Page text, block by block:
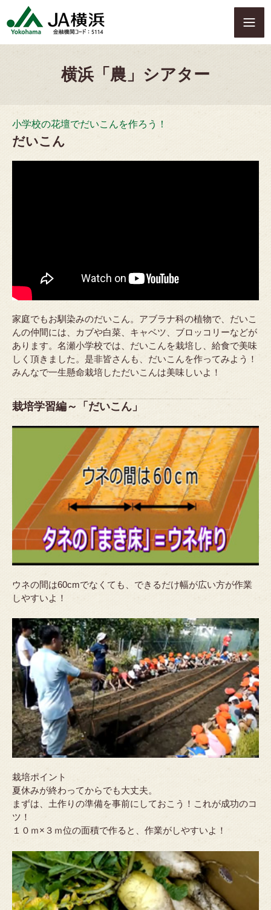
p
横浜「農」シアター
小学校の花壇でだいこんを作ろう！
だいこん
家庭でもお馴染みのだいこん。アブラナ科の植物で、だいこ
んの仲間には、カブや白菜、キャベツ、ブロッコリーなどが
あります。名瀬小学校では、だいこんを栽培し、給食で美味
しく頂きました。是非皆さんも、だいこんを作ってみよう！
みんなで一生懸命栽培しただいこんは美味しいよ！
栽培学習編～「だいこん」
ウネの間は60cmでなくても、できるだけ幅が広い方が作業
しやすいよ！
栽培ポイント
夏休みが終わってからでも大丈夫。
まずは、土作りの準備を事前にしておこう！これが成功のコ
ツ！
１０ｍ×３ｍ位の面積で作ると、作業がしやすいよ！